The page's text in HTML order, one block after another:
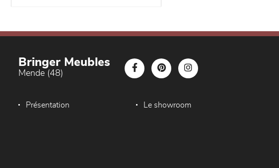
Bringer Meubles
Mende (48)
Présentation Le showroom